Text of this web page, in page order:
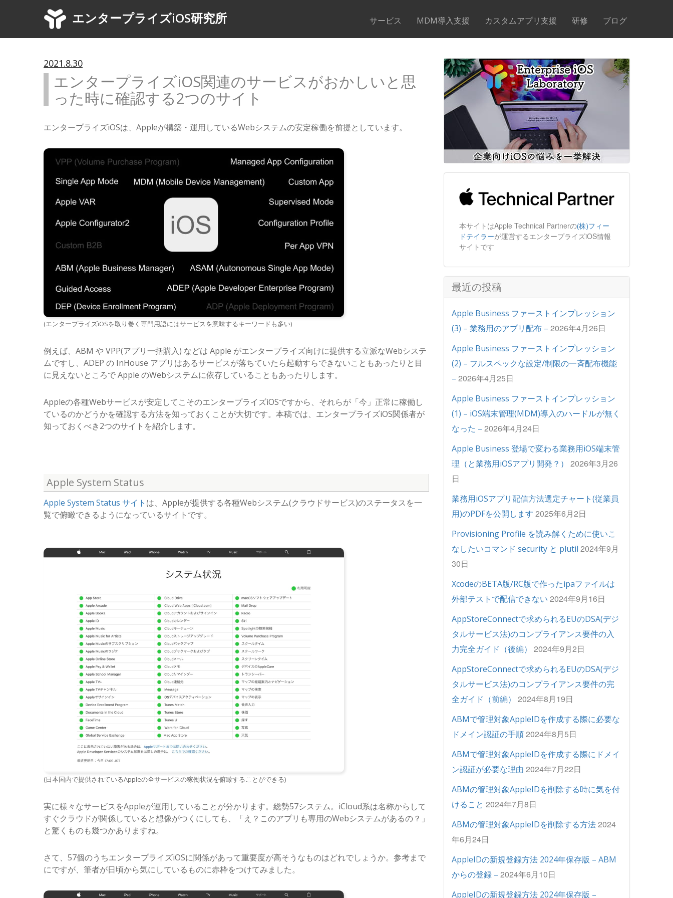
エンタープライズiOS研究所 サービス MDM導入支援 カスタムアプリ支援 研修 ブログ
2021.8.30
エンタープライズiOS関連のサービスがおかしいと思
った時に確認する2つのサイト
エンタープライズiOSは、Appleが構築・運用しているWebシステムの安定稼働を前提としています。
(エンタープライズiOSを取り巻く専門用語にはサービスを意味するキーワードも多い)
例えば、ABM や VPP(アプリ一括購入) などは Apple がエンタープライズ向けに提供する立派なWebシステ
ムですし、ADEP の InHouse アプリはあるサービスが落ちていたら起動すらできないこともあったりと目
に見えないところで Apple のWebシステムに依存していることもあったりします。
Appleの各種Webサービスが安定してこそのエンタープライズiOSですから、それらが「今」正常に稼働し
ているのかどうかを確認する方法を知っておくことが大切です。本稿では、エンタープライズiOS関係者が
知っておくべき2つのサイトを紹介します。
Apple System Status
Apple System Status サイト は、Appleが提供する各種Webシステム(クラウドサービス)のステータスを一
覧で俯瞰できるようになっているサイトです。
(日本国内で提供されているAppleの全サービスの稼働状況を俯瞰することができる)
実に様々なサービスをAppleが運用していることが分かります。総勢57システム。iCloud系は名称からして
すぐクラウドが関係していると想像がつくにしても、「え？このアプリも専用のWebシステムがあるの？」
と驚くものも幾つかありますね。
さて、57個のうちエンタープライズiOSに関係があって重要度が高そうなものはどれでしょうか。参考まで
にですが、筆者が日頃から気にしているものに赤枠をつけてみました。
本サイトはApple Technical Partnerの(株)フィー
ドテイラーが運営するエンタープライズiOS情報
サイトです
最近の投稿
Apple Business ファーストインプレッション
(3) – 業務用のアプリ配布 – 2026年4月26日
Apple Business ファーストインプレッション
(2) – フルスペックな設定/制限の一斉配布機能
– 2026年4月25日
Apple Business ファーストインプレッション
(1) – iOS端末管理(MDM)導入のハードルが無く
なった – 2026年4月24日
Apple Business 登場で変わる業務用iOS端末管
理（と業務用iOSアプリ開発？）
2026年3月26
日
業務用iOSアプリ配信方法選定チャート(従業員
用)のPDFを公開します 2025年6月2日
Provisioning Profile を読み解くために使いこ
なしたいコマンド security と plutil 2024年9月
30日
XcodeのBETA版/RC版で作ったipaファイルは
外部テストで配信できない 2024年9月16日
AppStoreConnectで求められるEUのDSA(デジ
タルサービス法)のコンプライアンス要件の入
力完全ガイド（後編）
2024年9月2日
AppStoreConnectで求められるEUのDSA(デジ
タルサービス法)のコンプライアンス要件の完
全ガイド（前編）
2024年8月19日
ABMで管理対象AppleIDを作成する際に必要な
ドメイン認証の手順2024年8月5日
ABMで管理対象AppleIDを作成する際にドメイ
ン認証が必要な理由 2024年7月22日
ABMの管理対象AppleIDを削除する時に気を付
けること 2024年7月8日
ABMの管理対象AppleIDを削除する方法2024
年6月24日
AppleIDの新規登録方法 2024年保存版 – ABM
からの登録 – 2024年6月10日
AppleIDの新規登録方法 2024年保存版 –